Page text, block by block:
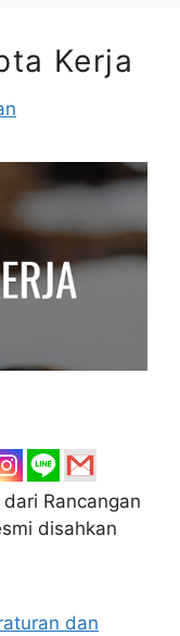
Kerja
Rancangan
disahkan
dan